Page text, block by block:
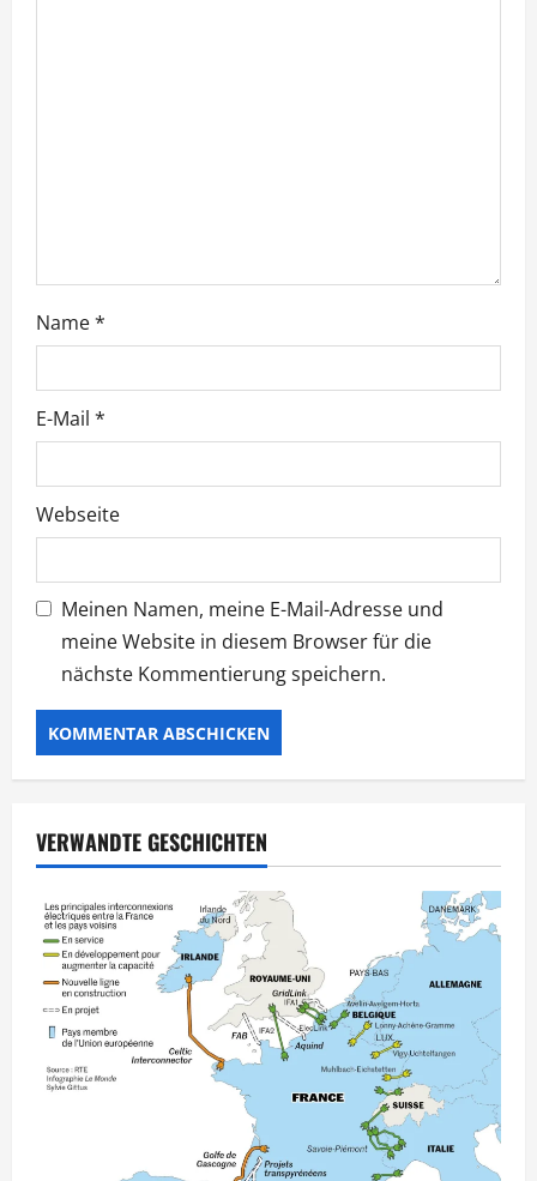
t
i
o
n
Name*
E-Mail *
Webseite
Meinen Namen, meine E-Mail-Adresse und
meine Website in diesem Browser für die
nächste Kommentierung speichern.
VERWANDTE GESCHICHTEN